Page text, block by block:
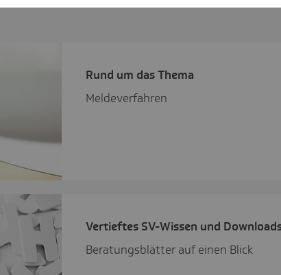
Rund um das Thema
Meldeverfahren
Vertieftes SV-Wissen und
Beratungsblätter auf einen Blick